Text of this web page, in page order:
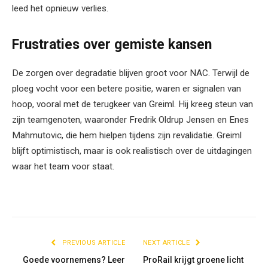
leed het opnieuw verlies.
Frustraties over gemiste kansen
De zorgen over degradatie blijven groot voor NAC. Terwijl de
ploeg vocht voor een betere positie, waren er signalen van
hoop, vooral met de terugkeer van Greiml. Hij kreeg steun van
zijn teamgenoten, waaronder Fredrik Oldrup Jensen en Enes
Mahmutovic, die hem hielpen tijdens zijn revalidatie. Greiml
blijft optimistisch, maar is ook realistisch over de uitdagingen
waar het team voor staat.
PREVIOUS ARTICLE
Goede voornemens? Leer
NEXT ARTICLE
ProRail krijgt groene licht